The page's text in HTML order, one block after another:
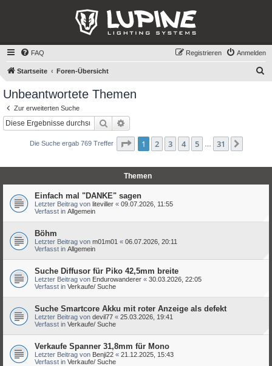
FAQ Anmelden
Registrieren
Startseite Foren-Übersicht
Unbeantwortete Themen
Zur erweiterten Suche
Suche
Die Suche ergab 769 Treffer Seite 1von 31
1 2 3 4 5 31
Themen
Einfach mal "DANKE" sagen
Letzter Beitrag von liteviller « 09.07.2026, 11:55
Verfasst in Allgemein
Böhm
Letzter Beitrag von m01m01 « 06.07.2026, 20:11
Verfasst in Allgemein
Suche Diffusor für Piko 42,5mm breite
Letzter Beitrag von Endurowanderer « 30.03.2026, 22:05
Verfasst in Verkaufe/ Suche
Suche Smartcore Akku mit roter Anzeige als defekt
Letzter Beitrag von devil77 « 25.03.2026, 19:41
Verfasst in Verkaufe/ Suche
Verkaufe Spanner 31,8mm für Mono
Letzter Beitrag von Benji22 « 21.12.2025, 15:43
Verfasst in Verkaufe/ Suche